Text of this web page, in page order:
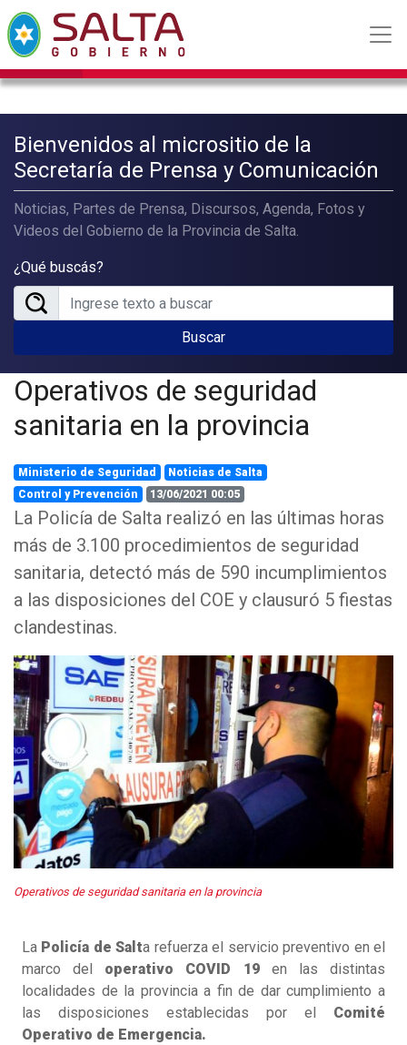
Bienvenidos al micrositio de la
Secretaría de Prensa y Comunicación
Noticias, Partes de Prensa, Discursos, Agenda, Fotos y
Videos del Gobierno de la Provincia de Salta.
¿Qué buscás?
Buscar
Operativos de seguridad
sanitaria en la provincia
Ministerio de Seguridad
Noticias de Salta
Control y Prevención
13/06/2021 00:05
La Policía de Salta realizó en las últimas horas
más de 3.100 procedimientos de seguridad
sanitaria, detectó más de 590 incumplimientos
a las disposiciones del COE y clausuró 5 fiestas
clandestinas.
Operativos de seguridad sanitaria en la provincia
La Policía de Salta refuerza el servicio preventivo en el
marco del operativo COVID 19en las distintas
localidades de la provincia a fin de dar cumplimiento a
las disposiciones establecidas por el Comité
Operativo de Emergencia.